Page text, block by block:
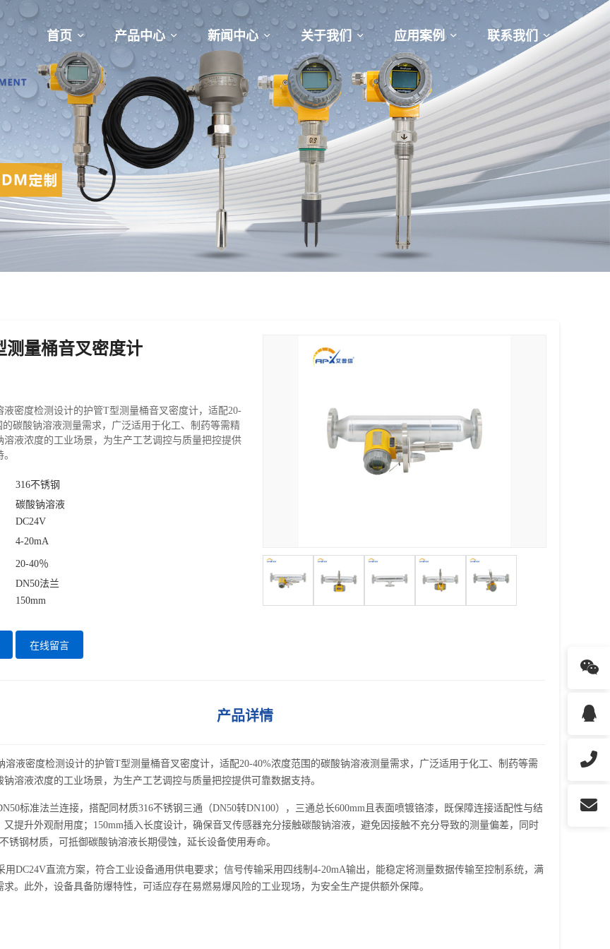
首页 产品中心 新闻中心 关于我们 应用案例 联系我们
测量桶音叉密度计
液密度检测设计的护管T型测量桶音叉密度计，适配20-
的碳酸钠溶液测量需求，广泛适用于化工、制药等需精
溶液浓度的工业场景，为生产工艺调控与质量把控提供
316不锈钢
碳酸钠溶液
DC24V
4-20mA
20-40％
DN50法兰
150mm
在线留言
产品详情
液密度检测设计的护管T型测量桶音叉密度计，适配20-40%浓度范围的碳酸钠溶液测量需求，广泛适用于化工、制药等需
钠溶液浓度的工业场景，为生产工艺调控与质量把控提供可靠数据支持。
标准法兰连接，搭配同材质316不锈钢三通（DN50转DN100），三通总长600mm且表面喷镀铬漆，既保障连接适配性与结
又提升外观耐用度；150mm插入长度设计，确保音叉传感器充分接触碳酸钠溶液，避免因接触不充分导致的测量偏差，同时
锈钢材质，可抵御碳酸钠溶液长期侵蚀，延长设备使用寿命。
DC24V直流方案，符合工业设备通用供电要求；信号传输采用四线制4-20mA输出，能稳定将测量数据传输至控制系统，满
求。此外，设备具备防爆特性，可适应存在易燃易爆风险的工业现场，为安全生产提供额外保障。